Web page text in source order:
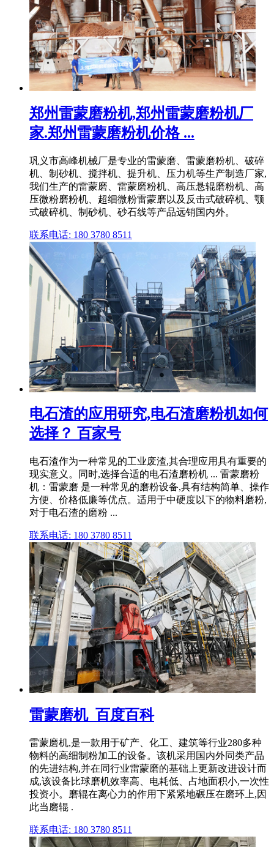
郑州雷蒙磨粉机,郑州雷蒙磨粉机厂
家.郑州雷蒙磨粉机价格 ...
巩义市高峰机械厂是专业的雷蒙磨、雷蒙磨粉机、破碎
机、制砂机、搅拌机、提升机、压力机等生产制造厂家,
我们生产的雷蒙磨、雷蒙磨粉机、高压悬辊磨粉机、高
压微粉磨粉机、超细微粉雷蒙磨以及反击式破碎机、颚
式破碎机、制砂机、砂石线等产品远销国内外。
联系电话: 180 3780 8511
电石渣的应用研究,电石渣磨粉机如何
选择？ 百家号
电石渣作为一种常见的工业废渣,其合理应用具有重要的
现实意义。同时,选择合适的电石渣磨粉机 ... 雷蒙磨粉
机：雷蒙磨 是一种常见的磨粉设备,具有结构简单、操作
方便、价格低廉等优点。适用于中硬度以下的物料磨粉,
对于电石渣的磨粉 ...
联系电话: 180 3780 8511
雷蒙磨机_百度百科
雷蒙磨机,是一款用于矿产、化工、建筑等行业280多种
物料的高细制粉加工的设备。该机采用国内外同类产品
的先进结构,并在同行业雷蒙磨的基础上更新改进设计而
成,该设备比球磨机效率高、电耗低、占地面积小,一次性
投资小。磨辊在离心力的作用下紧紧地碾压在磨环上,因
此当磨辊 .
联系电话: 180 3780 8511